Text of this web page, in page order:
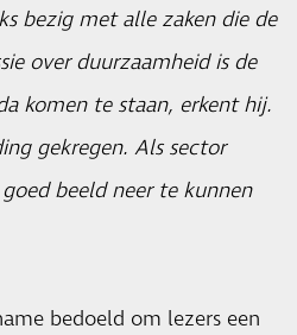
bezig met alle zaken die de
over duurzaamheid is de
komen te staan, erkent hij.
gekregen. Als sector
beeld neer te kunnen
bedoeld om lezers een